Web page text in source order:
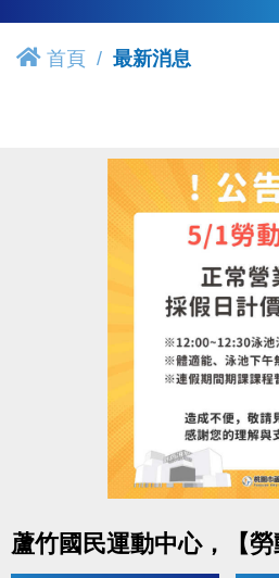
首頁 最新消息
蘆竹國民運動中心，【勞